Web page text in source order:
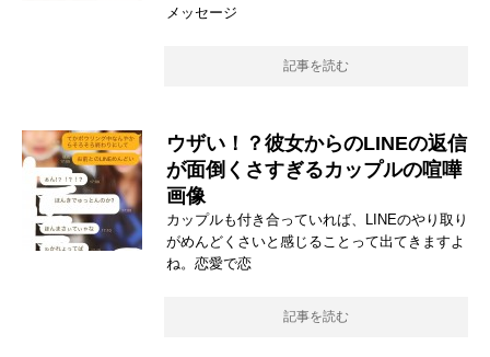
メッセージ
記事を読む
ウザい！？彼女からのLINEの返信
が面倒くさすぎるカップルの喧嘩
画像
カップルも付き合っていれば、LINEのやり取り
がめんどくさいと感じることって出てきますよ
ね。恋愛で恋
記事を読む